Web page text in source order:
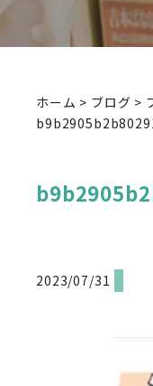
ホーム > ブログ >
2023/07/31